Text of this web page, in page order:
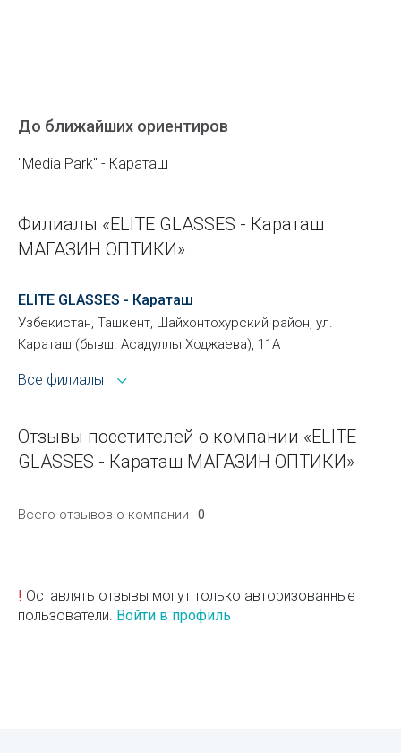
До ближайших ориентиров
"Media Park" - Караташ
Филиалы «ELITE GLASSES - Караташ
МАГАЗИН ОПТИКИ»
ELITE GLASSES - Караташ
Узбекистан, Ташкент, Шайхонтохурский район, ул.
Караташ (бывш. Асадуллы Ходжаева), 11А
Все филиалы
Отзывы посетителей о компании «ELITE
GLASSES - Караташ МАГАЗИН ОПТИКИ»
Всего отзывов о компании 0
! Оставлять отзывы могут только авторизованные
пользователи. Войти в профиль